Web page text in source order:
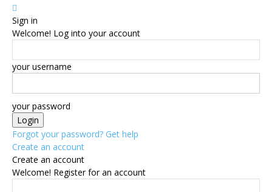
Sign in
Welcome! Log into your account
your username
your password
Forgot your password? Get help
Create an account
Create an account
Welcome! Register for an account